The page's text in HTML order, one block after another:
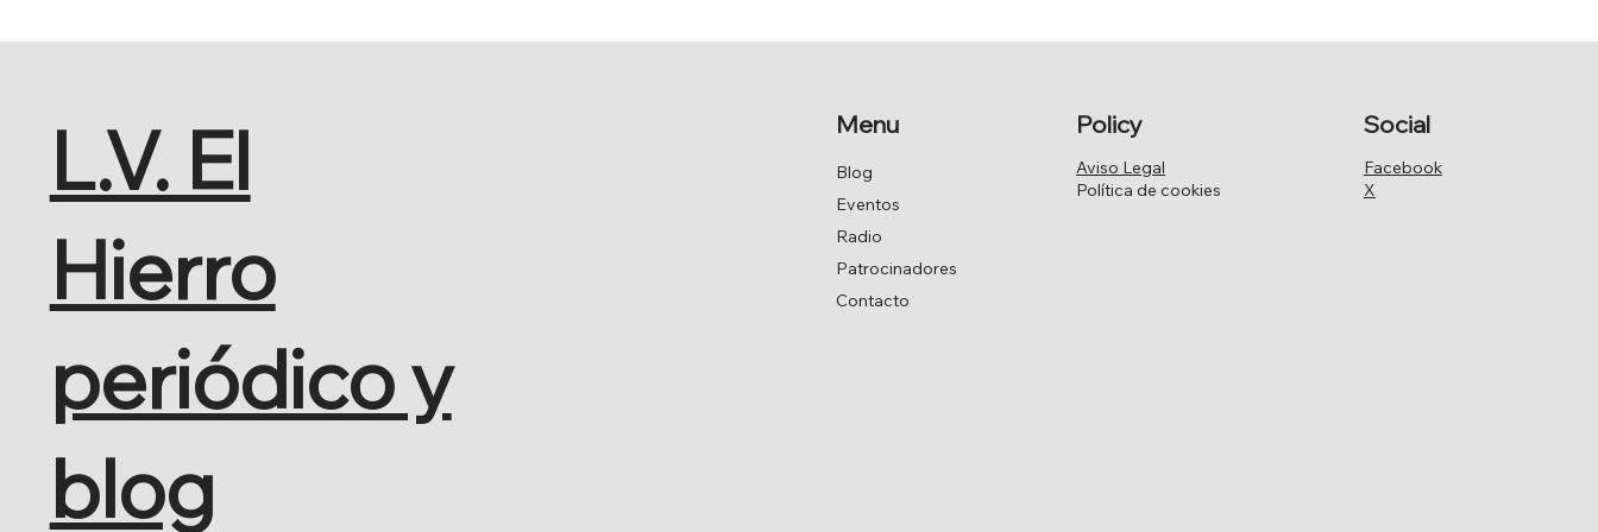
DE JAVIER ARMAS.
Facebook
X
Social
Aviso Legal
Política de cookies
Policy
Blog
Eventos
Radio
Patrocinadores
Contacto
Menu
L.V. El
Hierro
periódico y
blog